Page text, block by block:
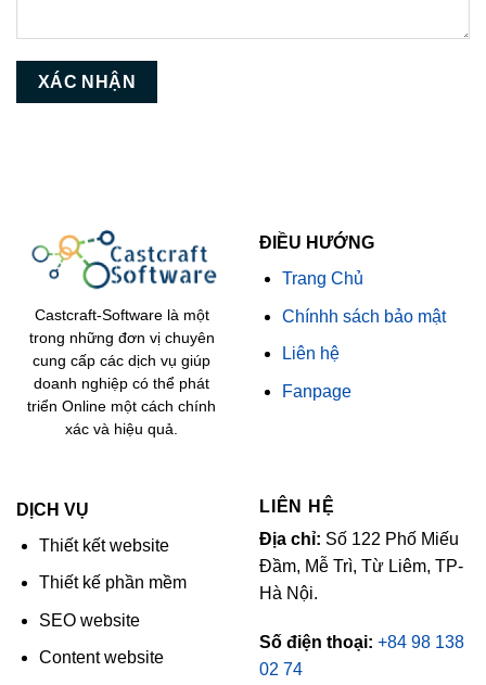
Castcraft-Software là một
trong những đơn vị chuyên
cung cấp các dịch vụ giúp
doanh nghiệp có thể phát
triển Online một cách chính
xác và hiệu quả.
ĐIỀU HƯỚNG
Trang Chủ
Chínhh sách bảo mật
Liên hệ
Fanpage
DỊCH VỤ
Thiết kết website
Thiết kế phần mềm
SEO website
Content website
LIÊN HỆ
Địa chỉ: Số 122 Phố Miếu
Đầm, Mễ Trì, Từ Liêm, TP-
Hà Nội.
Số điện thoại: +84 98 138
02 74